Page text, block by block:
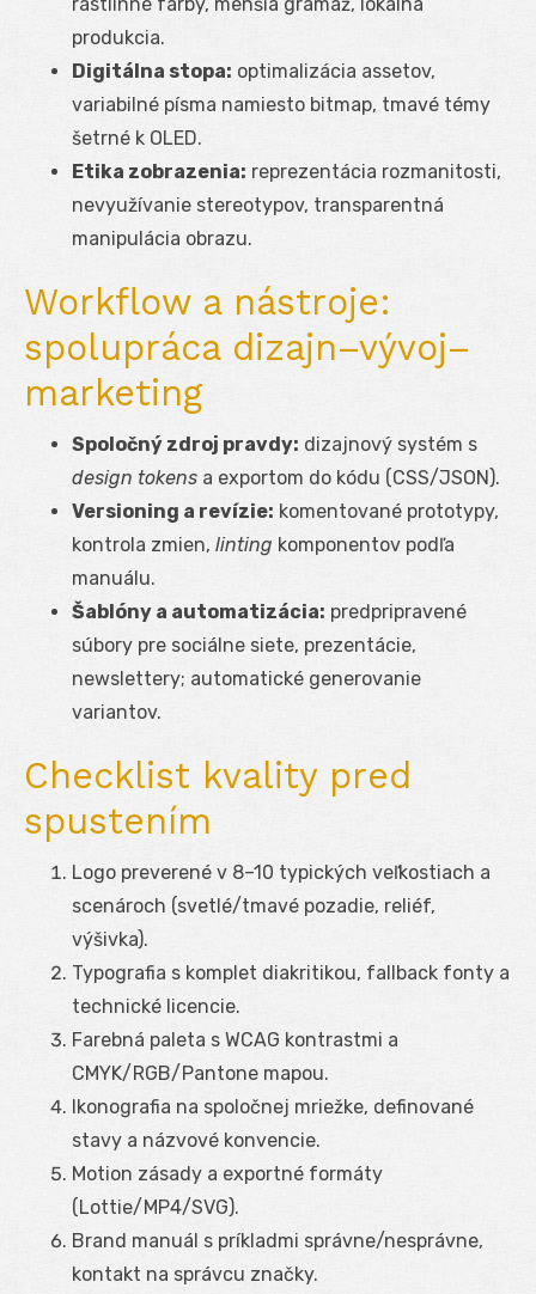
produkcia.
Digitálna stopa: optimalizácia assetov,
variabilné písma namiesto bitmap, tmavé témy
šetrné k OLED.
Etika zobrazenia: reprezentácia rozmanitosti,
nevyužívanie stereotypov, transparentná
manipulácia obrazu.
Workflow a nástroje:
spolupráca dizajn–vývoj–
marketing
Spoločný zdroj pravdy: dizajnový systém s
design tokens a exportom do kódu (CSS/JSON).
Versioning a revízie: komentované prototypy,
kontrola zmien, linting komponentov podľa
manuálu.
Šablóny a automatizácia: predpripravené
súbory pre sociálne siete, prezentácie,
newslettery; automatické generovanie
variantov.
Checklist kvality pred
spustením
Logo preverené v 8–10 typických veľkostiach a
scenároch (svetlé/tmavé pozadie, reliéf,
výšivka).
Typografia s komplet diakritikou, fallback fonty a
technické licencie.
Farebná paleta s WCAG kontrastmi a
CMYK/RGB/Pantone mapou.
Ikonografia na spoločnej mriežke, definované
stavy a názvové konvencie.
Motion zásady a exportné formáty
(Lottie/MP4/SVG).
Brand manuál s príkladmi správne/nesprávne,
kontakt na správcu značky.